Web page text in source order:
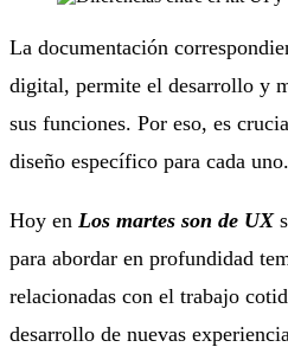
La documentación
digital, permite el desarrollo y
sus funciones. Por eso, es
diseño específico para cada uno.
Hoy en Los martes son de UX
para abordar en profundidad
relacionadas con el trabajo
desarrollo de nuevas